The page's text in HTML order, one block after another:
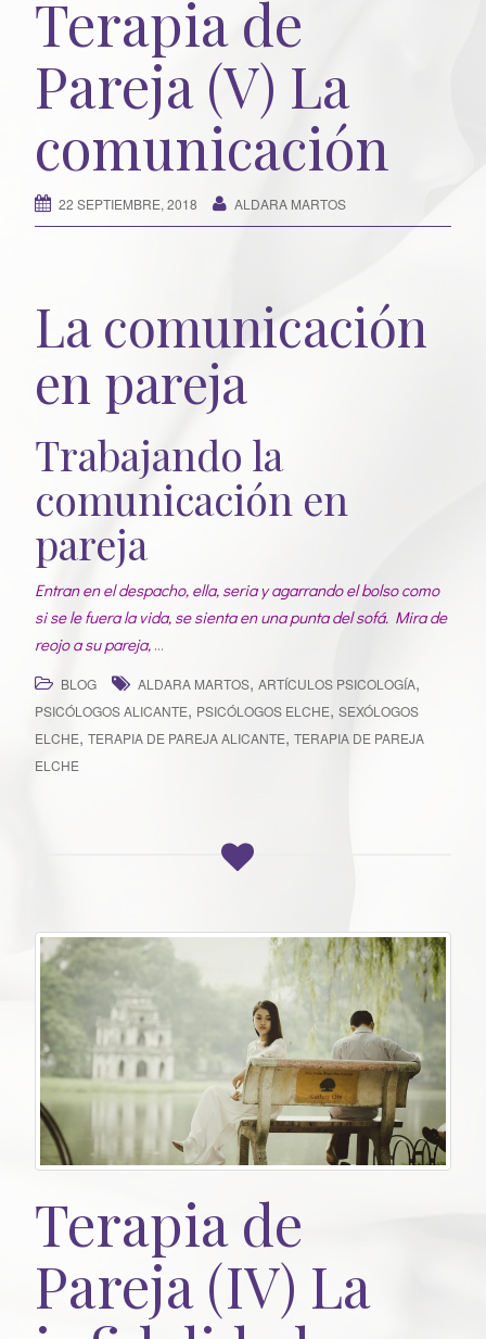
Terapia de
Pareja (V) La
comunicación
22 SEPTIEMBRE, 2018 ALDARA MARTOS
La comunicación
en pareja
Trabajando la
comunicación en
pareja
Entran en el despacho, ella, seria y agarrando el bolso como
si se le fuera la vida, se sienta en una punta del sofá. Mira de
reojo a su pareja, …
BLOG ALDARA MARTOS, ARTÍCULOS PSICOLOGÍA,
PSICÓLOGOS ALICANTE, PSICÓLOGOS ELCHE, SEXÓLOGOS
ELCHE, TERAPIA DE PAREJA ALICANTE, TERAPIA DE PAREJA
ELCHE
Terapia de
Pareja (IV) La